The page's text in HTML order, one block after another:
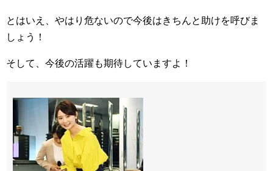
とはいえ、やはり危ないので今後はきちんと助けを呼びま
しょう！
そして、今後の活躍も期待していますよ！